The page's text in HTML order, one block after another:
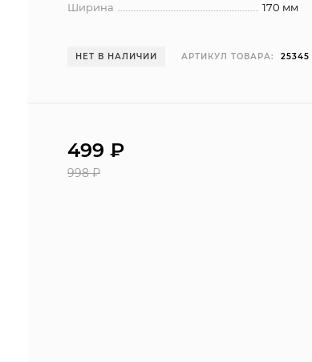
Ширина
170 мм
НЕТ В НАЛИЧИИ АРТИКУЛ ТОВАРА: 25345
499₽
998₽